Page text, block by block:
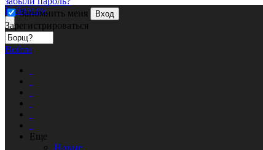
Запомнить меня
Вход
Зарегистрироваться
Кублог.ру
Войти
Еще
Новые